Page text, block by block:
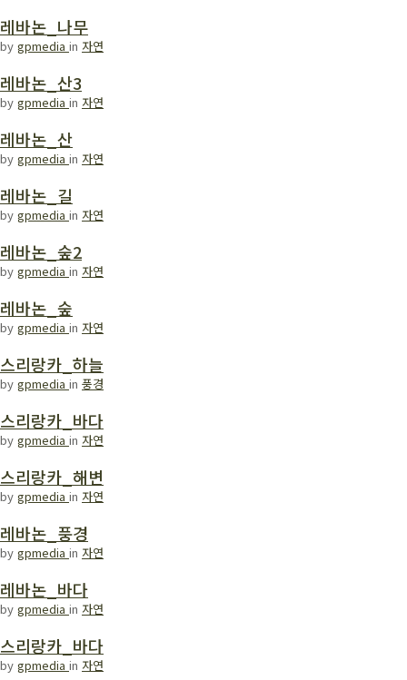
레바논_나무
by gpmedia in 자연
레바논_산3
by gpmedia in 자연
레바논_산
by gpmedia in 자연
레바논_길
by gpmedia in 자연
레바논_숲2
by gpmedia in 자연
레바논_숲
by gpmedia in 자연
스리랑카_하늘
by gpmedia in 풍경
스리랑카_바다
by gpmedia in 자연
스리랑카_해변
by gpmedia in 자연
레바논_풍경
by gpmedia in 자연
레바논_바다
by gpmedia in 자연
스리랑카_바다
by gpmedia in 자연